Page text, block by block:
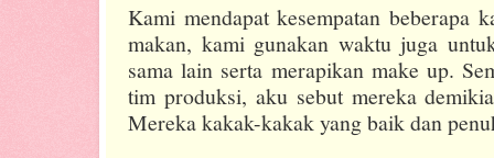
Kami mendapat kesempatan beberapa
makan, kami gunakan waktu juga
sama lain serta merapikan make up.
tim produksi, aku sebut mereka
Mereka kakak-kakak yang baik dan